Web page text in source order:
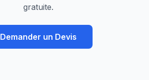
gratuite.
Demander un Devis